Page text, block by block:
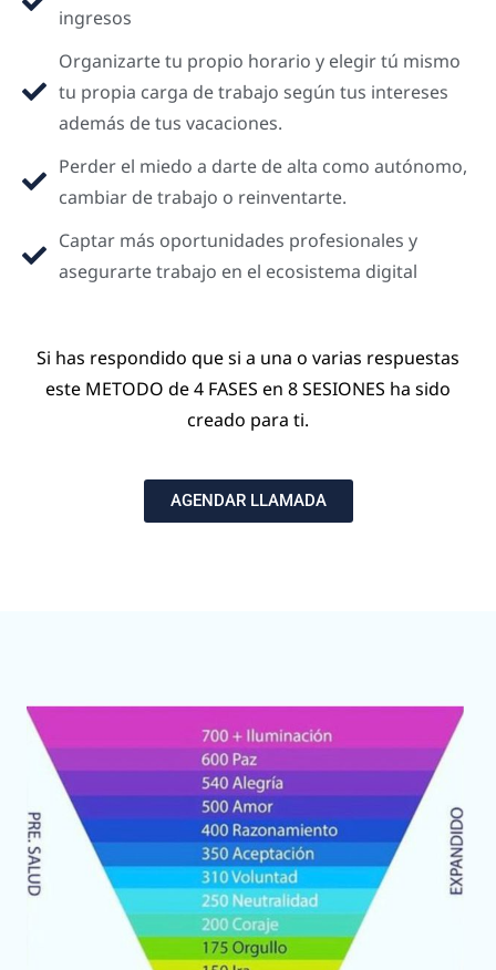
ingresos
Organizarte tu propio horario y elegir tú mismo
tu propia carga de trabajo según tus intereses
además de tus vacaciones.
Perder el miedo a darte de alta como autónomo,
cambiar de trabajo o reinventarte.
Captar más oportunidades profesionales y
asegurarte trabajo en el ecosistema digital
Si has respondido que si a una o varias respuestas
este METODO de 4 FASES en 8 SESIONES ha sido
creado para ti.
AGENDAR LLAMADA